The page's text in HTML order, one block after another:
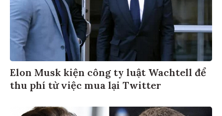
Elon Musk kiện công ty luật Wachtell để
thu phí từ việc mua lại Twitter